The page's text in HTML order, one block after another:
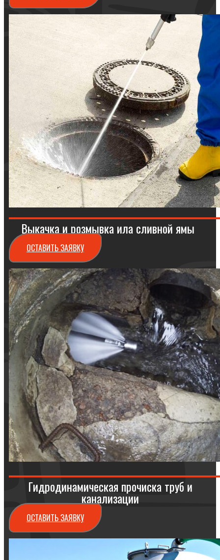
Выкачка и розмывка ила сливной ямы
ОСТАВИТЬ ЗАЯВКУ
Гидродинамическая прочиска труб и
канализации
ОСТАВИТЬ ЗАЯВКУ